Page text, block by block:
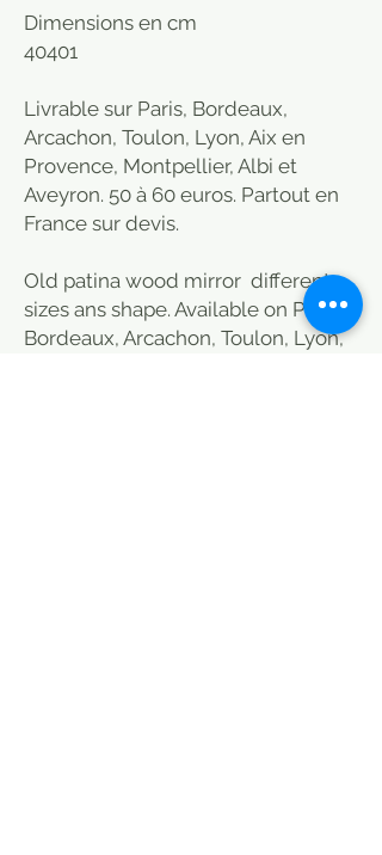
Dimensions en cm
40401
Livrable sur Paris, Bordeaux,
Arcachon, Toulon, Lyon, Aix en
Provence, Montpellier, Albi et
Aveyron. 50 à 60 euros. Partout en
France sur devis.
Old patina wood mirror different
sizes ans shape. Available on Paris,
Bordeaux, Arcachon, Toulon, Lyon,